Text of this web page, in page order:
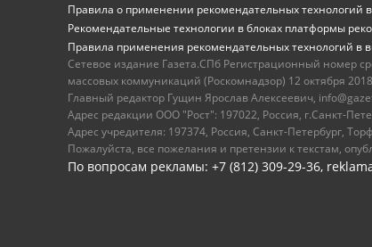
Правила о применении рекомендательных технологий
Рекомендательные технологии в блоках платформы
Правила применения рекомендательных технологий в
Сетевое издание Газета.СПб Регистрационный номер
массовых коммуникаций (Роскомнадзор) 12 октября
Главный редактор Гущин Ярослав Алексеевич,
Адрес редакции ООО "Рост": 197022, Россия,
Адрес учредителя: 197374, Россия, Санкт-Петербург,
Пожалуйста, все пожелания и претензии к текстам,
По вопросам рекламы: +7 (812) 309-29-36,